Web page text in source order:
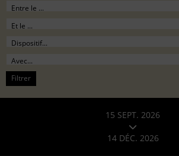
Filtrer
15 SEPT. 2026
14 DÉC. 2026